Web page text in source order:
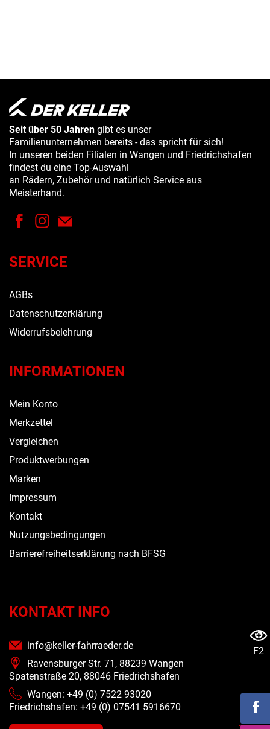
Seit über 50 Jahren gibt es unser
Familienunternehmen bereits - das spricht für sich!
In unseren beiden Filialen in Wangen und Friedrichshafen
findest du eine Top-Auswahl
an Rädern, Zubehör und natürlich Service aus
Meisterhand.
SERVICE
AGBs
Datenschutzerklärung
Widerrufsbelehrung
INFORMATIONEN
Mein Konto
Merkzettel
Vergleichen
Produktwerbungen
Marken
Impressum
Kontakt
Nutzungsbedingungen
Barrierefreiheitserklärung nach BFSG
KONTAKT INFO
info@keller-fahrraeder.de
Ravensburger Str. 71, 88239 Wangen
Spatenstraße 20, 88046 Friedrichshafen
Wangen: +49 (0) 7522 93020
Friedrichshafen: +49 (0) 07541 5916670
F2